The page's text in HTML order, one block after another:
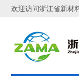
欢迎访问浙江省新材